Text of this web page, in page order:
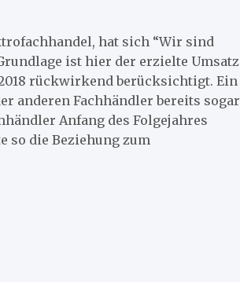
hat sich “Wir sind
ist hier der erzielte Umsatz
rückwirkend berücksichtigt. Ein
anderen Fachhändler bereits sogar
Anfang des Folgejahres
so die Beziehung zum